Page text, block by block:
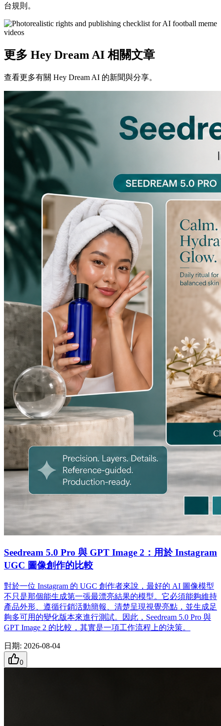
台規則。
更多 Hey Dream AI 相關文章
查看更多有關 Hey Dream AI 的新聞與分享。
Seedream 5.0 Pro 與 GPT Image 2：用於 Instagram
UGC 圖像創作的比較
對於一位 Instagram 的 UGC 創作者來說，最好的 AI 圖像模型
不只是那個能生成第一張最漂亮結果的模型。它必須能夠維持
產品外形、遵循行銷活動簡報、清楚呈現視覺亮點，並生成足
夠多可用的變化版本來進行測試。因此，Seedream 5.0 Pro 與
GPT Image 2 的比較，其實是一項工作流程上的決策。
日期: 2026-08-04
0